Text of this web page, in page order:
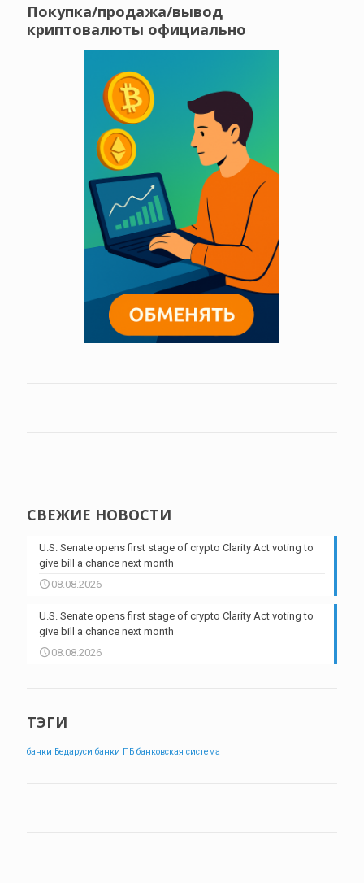
Покупка/продажа/вывод
криптовалюты официально
СВЕЖИЕ НОВОСТИ
U.S. Senate opens first stage of crypto Clarity Act voting to
give bill a chance next month
08.08.2026
U.S. Senate opens first stage of crypto Clarity Act voting to
give bill a chance next month
08.08.2026
ТЭГИ
банки Бедаруси банки ПБ банковская система